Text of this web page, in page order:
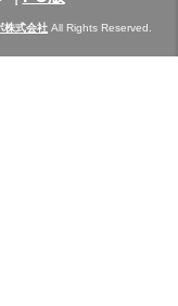
株式会社 All Rights Reserved.